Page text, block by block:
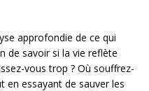
approfondie de ce qui
de savoir si la vie reflète
vous trop ? Où souffrez-
en essayant de sauver les